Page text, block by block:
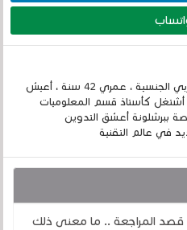
إسمي الكامل الحسين مزواد ، مغربي الجنسية ، عمري 42 سنة ، أعيش
أشتغل كأستاذ قسم المعلوميات
ببرشلونة أعشق التدوين
في عالم التقنية
المراجعة .. ما معنى ذلك